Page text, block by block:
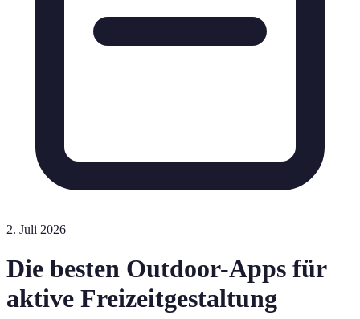
2. Juli 2026
Die besten Outdoor-Apps für
aktive Freizeitgestaltung